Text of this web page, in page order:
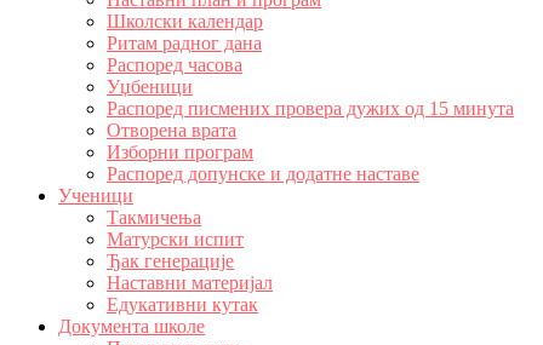
Школски календар
Ритам радног дана
Распоред часова
Уџбеници
Распоред писмених провера дужих од 15 минута
Отворена врата
Изборни програм
Распоред допунске и додатне наставе
Ученици
Такмичења
Матурски испит
Ђак генерације
Наставни материјал
Едукативни кутак
Документа школе